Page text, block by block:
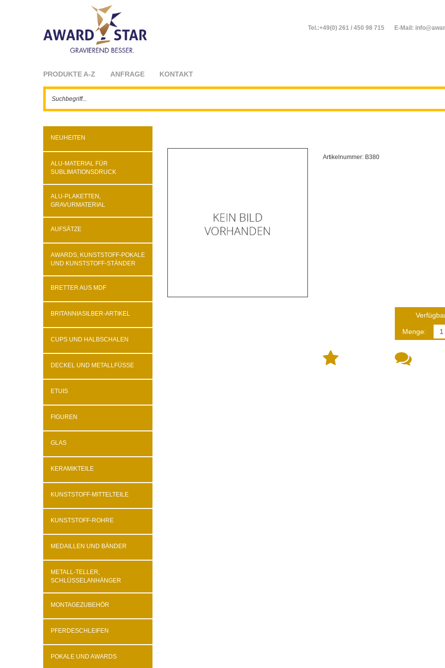
Tel.:+49(0) 261 / 450 98 715 E-Mail:
PRODUKTE A-Z ANFRAGE KONTAKT
NEUHEITEN
ALU-MATERIAL FÜR
SUBLIMATIONSDRUCK
ALU-PLAKETTEN,
GRAVURMATERIAL
AUFSÄTZE
AWARDS, KUNSTSTOFF-POKALE
UND KUNSTSTOFF-STÄNDER
BRETTER AUS MDF
BRITANNIASILBER-ARTIKEL
CUPS UND HALBSCHALEN
DECKEL UND METALLFÜSSE
ETUIS
FIGUREN
GLAS
KERAMIKTEILE
KUNSTSTOFF-MITTELTEILE
KUNSTSTOFF-ROHRE
MEDAILLEN UND BÄNDER
METALL-TELLER,
SCHLÜSSELANHÄNGER
MONTAGEZUBEHÖR
PFERDESCHLEIFEN
POKALE UND AWARDS
Artikelnummer: B380
Menge: